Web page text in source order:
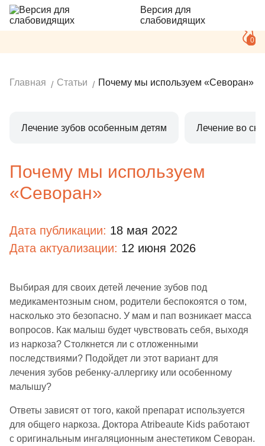
Версия для
слабовидящих
0
Главная Статьи Почему мы используем «Севоран»
Лечение зубов особенным детям Лечение во
Почему мы используем
«Севоран»
Дата публикации: 18 мая 2022
Дата актуализации: 12 июня 2026
Выбирая для своих детей лечение зубов под
медикаментозным сном, родители беспокоятся о том,
насколько это безопасно. У мам и пап возникает масса
вопросов. Как малыш будет чувствовать себя, выходя
из наркоза? Столкнется ли с отложенными
последствиями? Подойдет ли этот вариант для
лечения зубов ребенку-аллергику или особенному
малышу?
Ответы зависят от того, какой препарат используется
для общего наркоза. Доктора Atribeaute Kids работают
с оригинальным ингаляционным анестетиком Севоран.